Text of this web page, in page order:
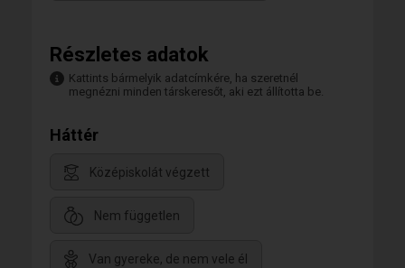
Részletes adatok
Kattints bármelyik adatcímkére, ha szeretnél
megnézni minden társkeresőt, aki ezt állította be.
Háttér
Középiskolát végzett
Nem független
Van gyereke, de nem vele él